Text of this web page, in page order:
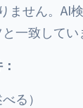
ません。AI
一致してい
る）